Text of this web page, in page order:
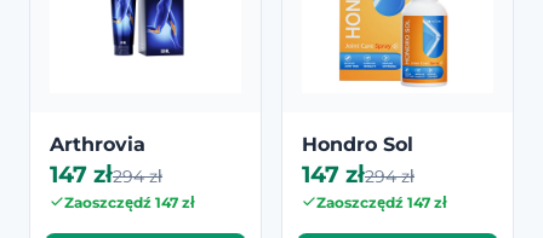
Arthrovia
147 zł294 zł
Zaoszczędź 147 zł
Hondro Sol
147 zł294 zł
Zaoszczędź 147 zł